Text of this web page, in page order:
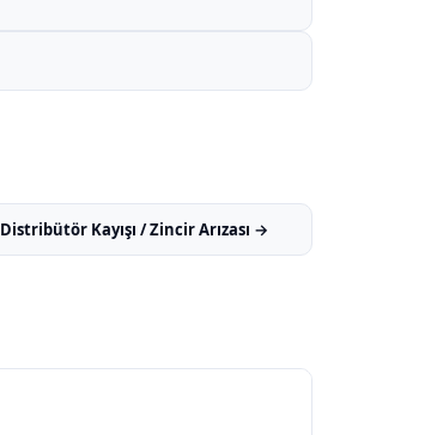
Distribütör Kayışı / Zincir Arızası →